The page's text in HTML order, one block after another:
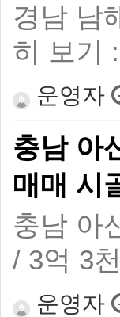
경남 남
히 보기
운영자
충남 아
매매 시
충남 아
/ 3억 3
운영자